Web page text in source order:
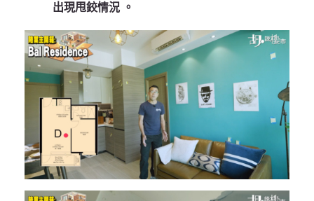
出現甩鉸情況 。